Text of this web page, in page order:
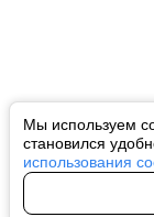
Мы используем
становился
использования